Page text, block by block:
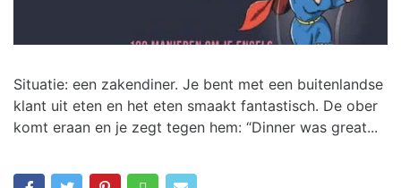
Situatie: een zakendiner. Je bent met een buitenlandse
klant uit eten en het eten smaakt fantastisch. De ober
komt eraan en je zegt tegen hem: “Dinner was great...